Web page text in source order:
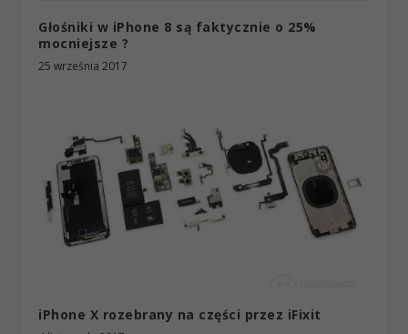
Głośniki w iPhone 8 są faktycznie o 25%
mocniejsze ?
25 września 2017
iPhone X rozebrany na części przez iFixit